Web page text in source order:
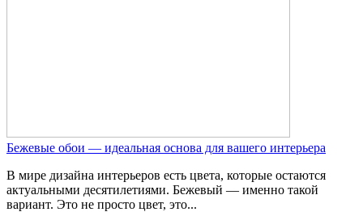
Бежевые обои — идеальная основа для вашего интерьера
В мире дизайна интерьеров есть цвета, которые остаются
актуальными десятилетиями. Бежевый — именно такой
вариант. Это не просто цвет, это...